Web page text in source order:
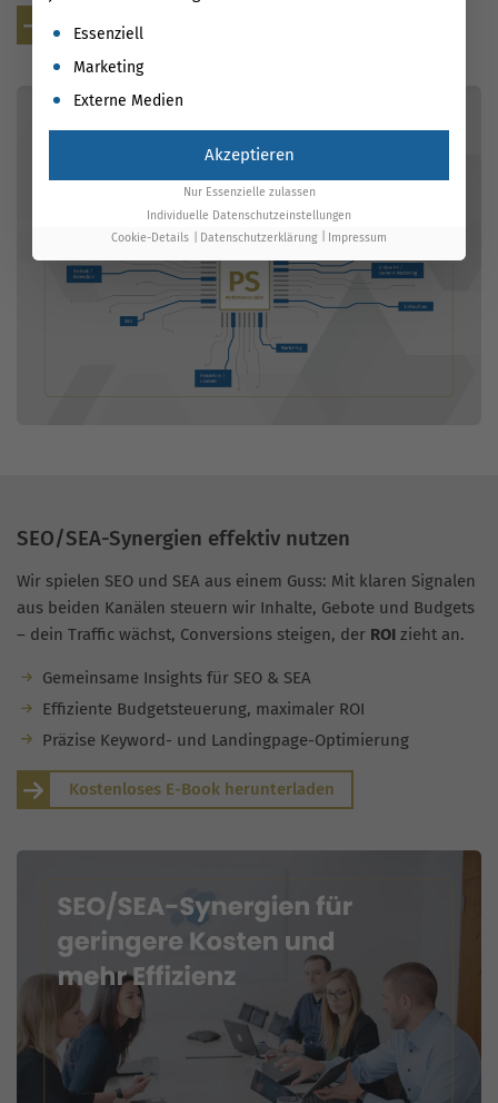
Kostenlose Beratung
SEO/SEA-Synergien effektiv nutzen
Wir spielen SEO und SEA aus einem Guss: Mit klaren Signalen
aus beiden Kanälen steuern wir Inhalte, Gebote und Budgets
– dein Traffic wächst, Conversions steigen, der ROI zieht an.
Gemeinsame Insights für SEO & SEA
Effiziente Budgetsteuerung, maximaler ROI
Präzise Keyword- und Landingpage-Optimierung
Kostenloses E-Book herunterladen
Es folgt eine Liste der Service-Gruppen, für die eine
Essenziell
Marketing
Externe Medien
Akzeptieren
Nur Essenzielle zulassen
Individuelle Datenschutzeinstellungen
Cookie-Details
Datenschutzerklärung Impressum